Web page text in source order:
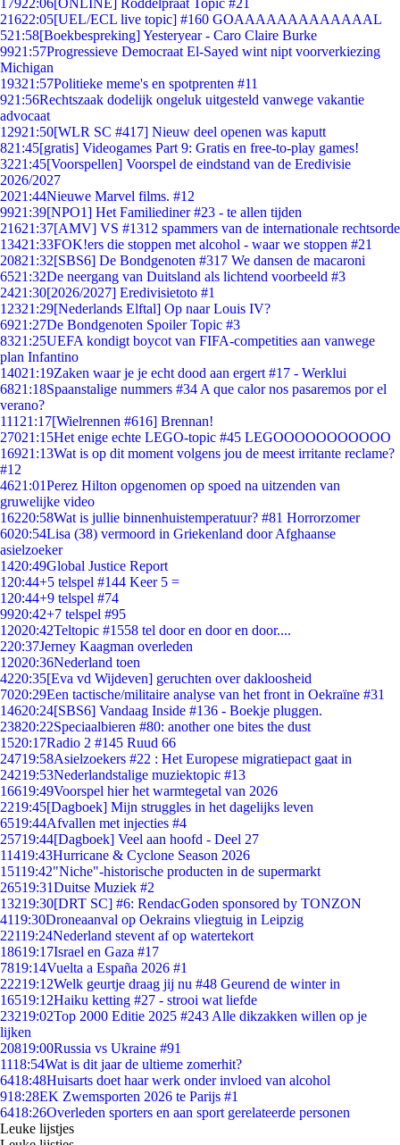
17922:06[ONLINE] Roddelpraat Topic #21
21622:05[UEL/ECL live topic] #160 GOAAAAAAAAAAAAAL
521:58[Boekbespreking] Yesteryear - Caro Claire Burke
9921:57Progressieve Democraat El-Sayed wint nipt voorverkiezing
Michigan
19321:57Politieke meme's en spotprenten #11
921:56Rechtszaak dodelijk ongeluk uitgesteld vanwege vakantie
advocaat
12921:50[WLR SC #417] Nieuw deel openen was kaputt
821:45[gratis] Videogames Part 9: Gratis en free-to-play games!
3221:45[Voorspellen] Voorspel de eindstand van de Eredivisie
2026/2027
2021:44Nieuwe Marvel films. #12
9921:39[NPO1] Het Familiediner #23 - te allen tijden
21621:37[AMV] VS #1312 spammers van de internationale rechtsorde
13421:33FOK!ers die stoppen met alcohol - waar we stoppen #21
20821:32[SBS6] De Bondgenoten #317 We dansen de macaroni
6521:32De neergang van Duitsland als lichtend voorbeeld #3
2421:30[2026/2027] Eredivisietoto #1
12321:29[Nederlands Elftal] Op naar Louis IV?
6921:27De Bondgenoten Spoiler Topic #3
8321:25UEFA kondigt boycot van FIFA-competities aan vanwege
plan Infantino
14021:19Zaken waar je je echt dood aan ergert #17 - Werklui
6821:18Spaanstalige nummers #34 A que calor nos pasaremos por el
verano?
111 21:17[Wielrennen #616] Brennan!
27021:15Het enige echte LEGO-topic #45 LEGOOOOOOOOOOO
16921:13Wat is op dit moment volgens jou de meest irritante reclame?
#12
4621:01Perez Hilton opgenomen op spoed na uitzenden van
gruwelijke video
16220:58Wat is jullie binnenhuistemperatuur? #81 Horrorzomer
6020:54Lisa (38) vermoord in Griekenland door Afghaanse
asielzoeker
1420:49Global Justice Report
1 20:44+5 telspel #144 Keer 5 =
1 20:44+9 telspel #74
9920:42+7 telspel #95
12020:42Teltopic #1558 tel door en door en door....
220:37Jerney Kaagman overleden
12020:36Nederland toen
4220:35[Eva vd Wijdeven] geruchten over dakloosheid
7020:29Een tactische/militaire analyse van het front in Oekraïne #31
14620:24[SBS6] Vandaag Inside #136 - Boekje pluggen.
23820:22Speciaalbieren #80: another one bites the dust
1520:17Radio 2 #145 Ruud 66
24719:58Asielzoekers #22 : Het Europese migratiepact gaat in
24219:53Nederlandstalige muziektopic #13
16619:49Voorspel hier het warmtegetal van 2026
2219:45[Dagboek] Mijn struggles in het dagelijks leven
6519:44Afvallen met injecties #4
25719:44[Dagboek] Veel aan hoofd - Deel 27
11419:43Hurricane & Cyclone Season 2026
15119:42"Niche"-historische producten in de supermarkt
26519:31Duitse Muziek #2
13219:30[DRT SC] #6: RendacGoden sponsored by TONZON
4119:30Droneaanval op Oekrains vliegtuig in Leipzig
22119:24Nederland stevent af op watertekort
18619:17Israel en Gaza #17
7819:14Vuelta a España 2026 #1
22219:12Welk geurtje draag jij nu #48 Geurend de winter in
16519:12Haiku ketting #27 - strooi wat liefde
23219:02Top 2000 Editie 2025 #243 Alle dikzakken willen op je
lijken
20819:00Russia vs Ukraine #91
1118:54Wat is dit jaar de ultieme zomerhit?
6418:48Huisarts doet haar werk onder invloed van alcohol
918:28EK Zwemsporten 2026 te Parijs #1
6418:26Overleden sporters en aan sport gerelateerde personen
Leuke lijstjes